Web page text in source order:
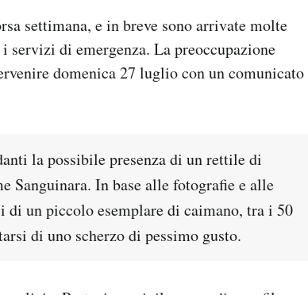
settimana, e in breve sono arrivate molte
di emergenza. La preoccupazione
domenica 27 luglio con un comunicato
la possibile presenza di un rettile di
Sanguinara. In base alle fotografie e alle
un piccolo esemplare di caimano, tra i 50
di uno scherzo di pessimo gusto.